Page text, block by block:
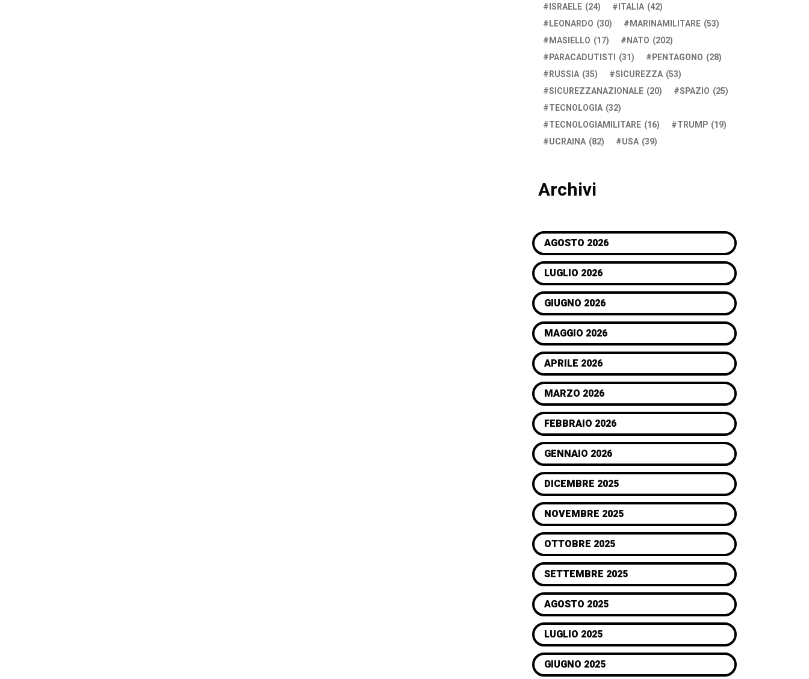
ISRAELE (24) ITALIA (42)
LEONARDO (30) MARINAMILITARE (53)
MASIELLO (17) NATO (202)
PARACADUTISTI (31) PENTAGONO (28)
RUSSIA (35) SICUREZZA (53)
SICUREZZANAZIONALE (20) SPAZIO (25)
TECNOLOGIA (32)
TECNOLOGIAMILITARE (16) TRUMP (19)
UCRAINA (82) USA (39)
Archivi
AGOSTO 2026
LUGLIO 2026
GIUGNO 2026
MAGGIO 2026
APRILE 2026
MARZO 2026
FEBBRAIO 2026
GENNAIO 2026
DICEMBRE 2025
NOVEMBRE 2025
OTTOBRE 2025
SETTEMBRE 2025
AGOSTO 2025
LUGLIO 2025
GIUGNO 2025